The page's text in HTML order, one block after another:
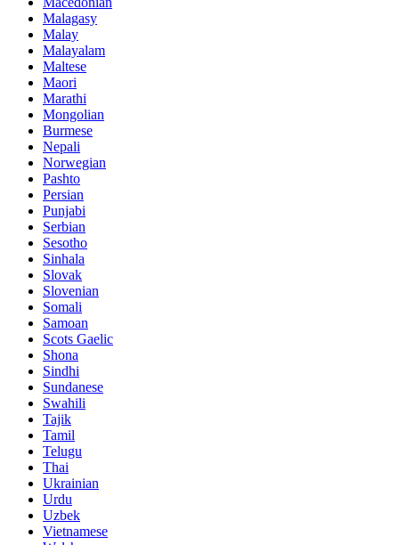
Malagasy
Malay
Malayalam
Maltese
Maori
Marathi
Mongolian
Burmese
Nepali
Norwegian
Pashto
Persian
Punjabi
Serbian
Sesotho
Sinhala
Slovak
Slovenian
Somali
Samoan
Scots Gaelic
Shona
Sindhi
Sundanese
Swahili
Tajik
Tamil
Telugu
Thai
Ukrainian
Urdu
Uzbek
Vietnamese